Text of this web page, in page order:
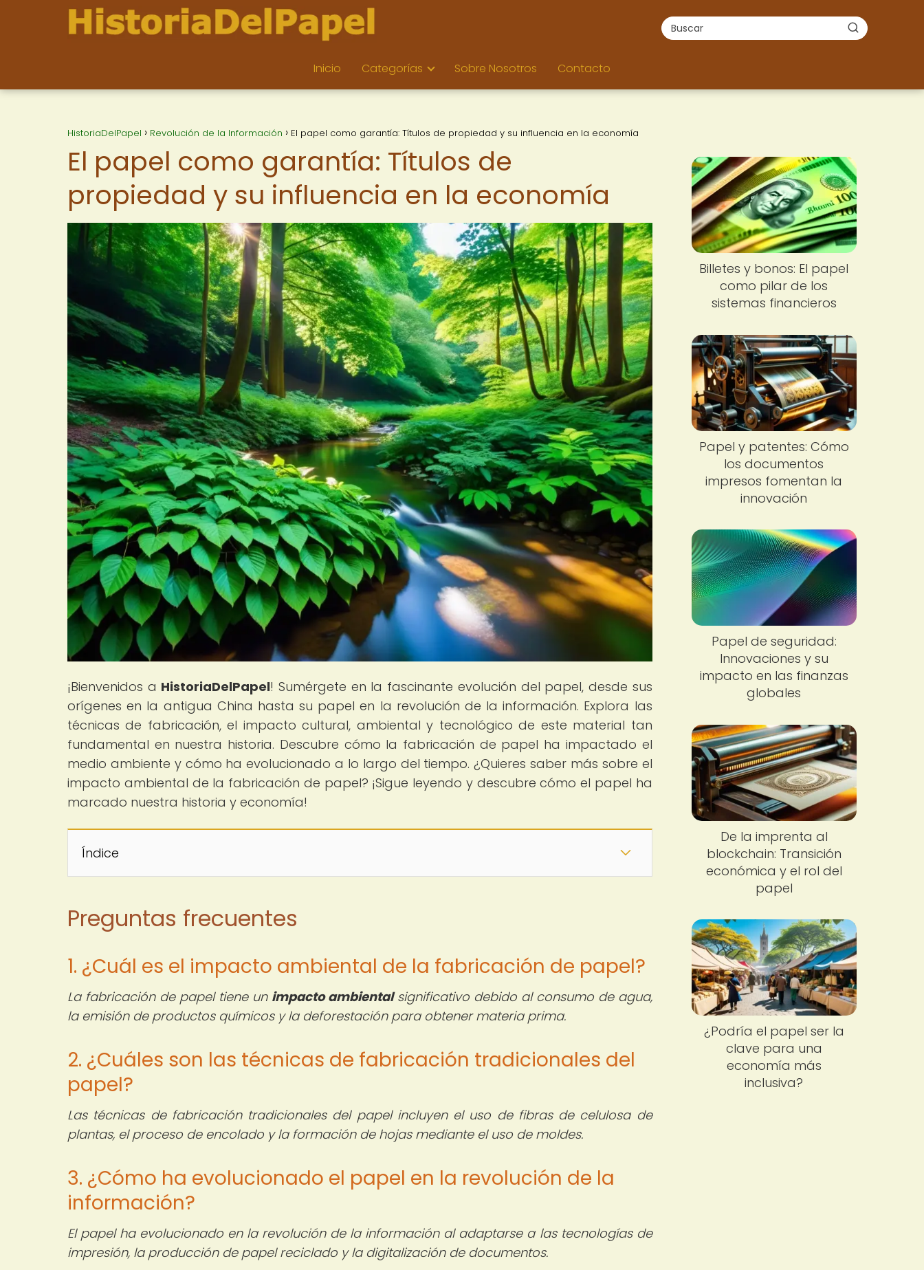
Inicio Categorías Sobre Nosotros Contacto
HistoriaDelPapel Revolución de la Información El papel como garantía: Títulos de propiedad y su influencia en la economía
El papel como garantía: Títulos de
propiedad y su influencia en la economía
¡Bienvenidos a HistoriaDelPapel! Sumérgete en la fascinante evolución del papel, desde sus
orígenes en la antigua China hasta su papel en la revolución de la información. Explora las
técnicas de fabricación, el impacto cultural, ambiental y tecnológico de este material tan
fundamental en nuestra historia. Descubre cómo la fabricación de papel ha impactado el
medio ambiente y cómo ha evolucionado a lo largo del tiempo. ¿Quieres saber más sobre el
impacto ambiental de la fabricación de papel? ¡Sigue leyendo y descubre cómo el papel ha
marcado nuestra historia y economía!
Índice
Preguntas frecuentes
1. ¿Cuál es el impacto ambiental de la fabricación de papel?
La fabricación de papel tiene un impacto ambientalsignificativo debido al consumo de agua,
la emisión de productos químicos y la deforestación para obtener materia prima.
2. ¿Cuáles son las técnicas de fabricación tradicionales del
papel?
Las técnicas de fabricación tradicionales del papel incluyen el uso de fibras de celulosa de
plantas, el proceso de encolado y la formación de hojas mediante el uso de moldes.
3. ¿Cómo ha evolucionado el papel en la revolución de la
información?
El papel ha evolucionado en la revolución de la información al adaptarse a las tecnologías de
impresión, la producción de papel reciclado y la digitalización de documentos.
Billetes y bonos: El papel
como pilar de los
sistemas financieros
Papel y patentes: Cómo
los documentos
impresos fomentan la
innovación
Papel de seguridad:
Innovaciones y su
impacto en las finanzas
globales
De la imprenta al
blockchain: Transición
económica y el rol del
papel
¿Podría el papel ser la
clave para una
economía más
inclusiva?